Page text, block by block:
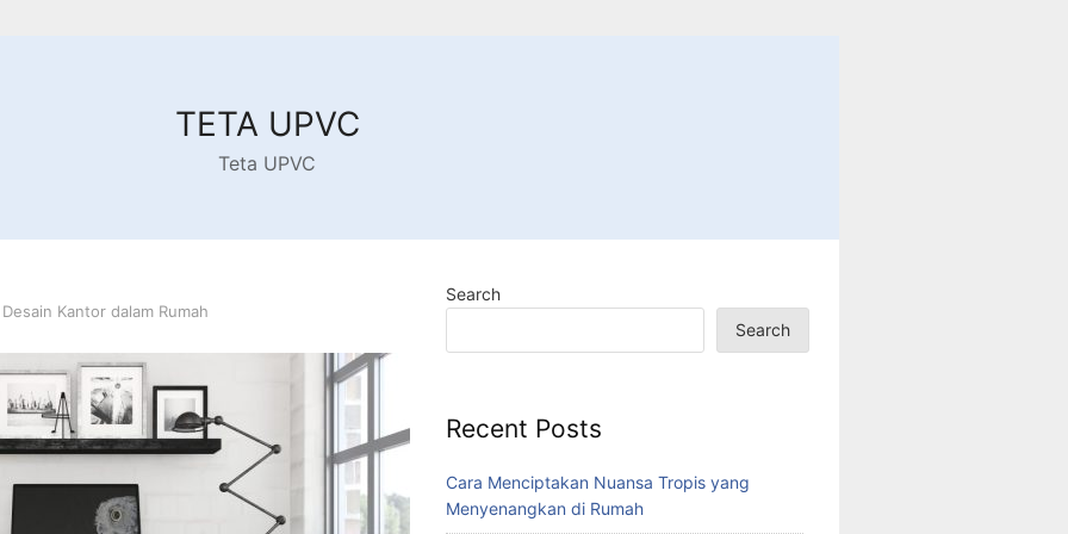
TETA UPVC
Teta UPVC
Kantor dalam Rumah
Search
Search
Recent Posts
Cara Menciptakan Nuansa Tropis yang
Menyenangkan di Rumah